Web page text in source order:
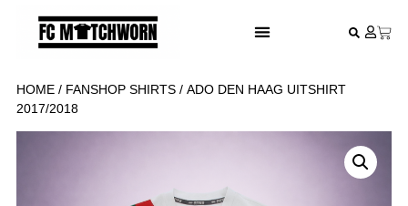
HOME/ FANSHOP SHIRTS/ ADO DEN HAAG UITSHIRT
2017/2018